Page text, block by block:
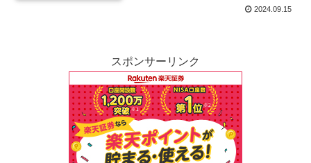
2024.09.15
スポンサーリンク